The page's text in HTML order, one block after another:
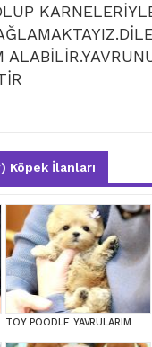
Köpek İlanları
TOY POODLE YAVRULARIM